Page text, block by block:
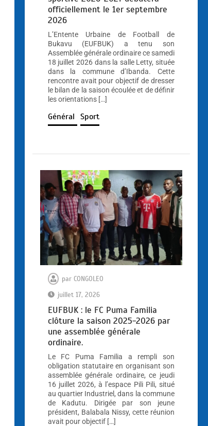
officiellement le 1er septembre
2026
L’Entente Urbaine de Football de
Bukavu (EUFBUK) a tenu son
Assemblée générale ordinaire ce samedi
18 juillet 2026 dans la salle Letty, située
dans la commune d’Ibanda. Cette
rencontre avait pour objectif de dresser
le bilan de la saison écoulée et de définir
les orientations […]
Général Sport
par CONGOLEO
juillet 17, 2026
EUFBUK : le FC Puma Familia
clôture la saison 2025-2026 par
une assemblée générale
ordinaire.
Le FC Puma Familia a rempli son
obligation statutaire en organisant son
assemblée générale ordinaire, ce jeudi
16 juillet 2026, à l’espace Pili Pili, situé
au quartier Industriel, dans la commune
de Kadutu. Dirigée par son jeune
président, Balabala Nissy, cette réunion
avait pour objectif […]